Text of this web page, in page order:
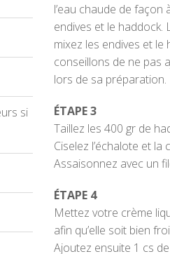
si
l’eau chaude de façon
endives et le
mixez les endives et
conseillons de ne pas
lors de sa préparation.
ÉTAPE 3
Taillez les 400 gr de
Ciselez l’échalote et
Assaisonnez avec un
ÉTAPE 4
Mettez votre crème
afin qu’elle soit bien
Ajoutez ensuite 1 cs